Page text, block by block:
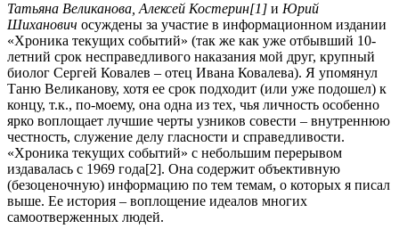
Татьяна Великанова, Алексей Костерин[1] и Юрий
Шиханович осуждены за участие в информационном издании
«Хроника текущих событий» (так же как уже отбывший 10-
летний срок несправедливого наказания мой друг, крупный
биолог Сергей Ковалев – отец Ивана Ковалева). Я упомянул
Таню Великанову, хотя ее срок подходит (или уже подошел) к
концу, т.к., по-моему, она одна из тех, чья личность особенно
ярко воплощает лучшие черты узников совести – внутреннюю
честность, служение делу гласности и справедливости.
«Хроника текущих событий» с небольшим перерывом
издавалась с 1969 года[2]. Она содержит объективную
(безоценочную) информацию по тем темам, о которых я писал
выше. Ее история – воплощение идеалов многих
самоотверженных людей.